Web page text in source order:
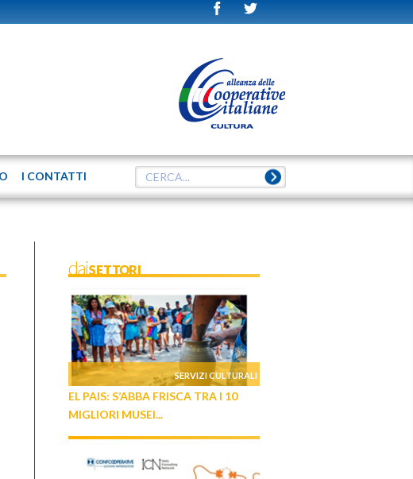
I CONTATTI
daiSETTORI
SERVIZI CULTURALI
EL PAIS: S’ABBA FRISCA TRA I 10
MIGLIORI MUSEI...